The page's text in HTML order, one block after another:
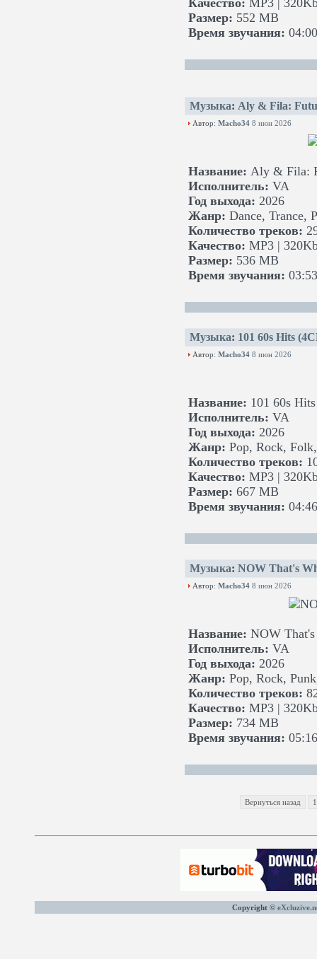
Качество: MP3 |
Размер: 552 MB
Время звучания:
Музыка: Aly & Fila:
Автор: Macho34 8 июн 2026
Название: Aly & Fila:
Исполнитель: VA
Год выхода: 2026
Жанр: Dance, Trance,
Количество треков:
Качество: MP3 |
Размер: 536 MB
Время звучания:
Музыка: 101 60s Hits
Автор: Macho34 8 июн 2026
Название: 101 60s
Исполнитель: VA
Год выхода: 2026
Жанр: Pop, Rock,
Количество треков:
Качество: MP3 |
Размер: 667 MB
Время звучания:
Музыка: NOW That's
Автор: Macho34 8 июн 2026
Название: NOW
Исполнитель: VA
Год выхода: 2026
Жанр: Pop, Rock,
Количество треков:
Качество: MP3 |
Размер: 734 MB
Время звучания:
Вернуться назад 1
Copyright ©